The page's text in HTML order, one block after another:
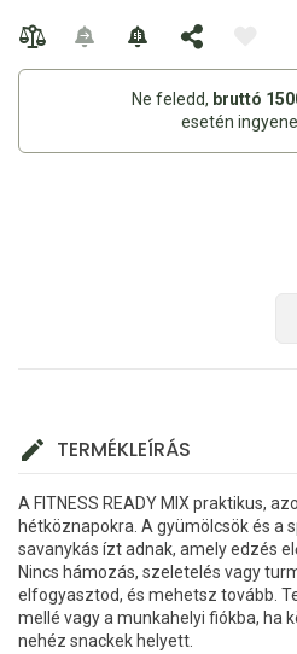
Ne feledd, bruttó
esetén
TERMÉKLEÍRÁS
A FITNESS READY MIX praktikus,
hétköznapokra. A gyümölcsök és a
savanykás ízt adnak, amely edzés
Nincs hámozás, szeletelés vagy
elfogyasztod, és mehetsz tovább.
mellé vagy a munkahelyi fiókba, ha
nehéz snackek helyett.